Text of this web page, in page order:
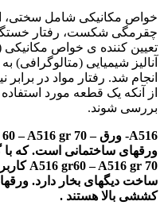
خواص مکانیکی شامل سختی،
چقرمگی شکست، رفتار
تعیین کننده ی خواص
آنالیز شیمیایی (متالوگرافی)
انجام شد. رفتار مواد در
از آنکه یک قطعه مورد
بررسی شوند.
A516 gr60 – A516 gr 70 کاربرد بسیاری در صنایع
کششی بالا هستند .